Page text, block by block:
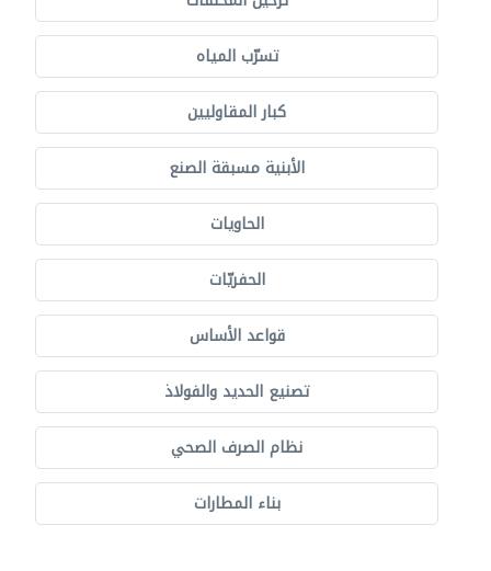
تسرّب المياه
كبار المقاوليين
الأبنية مسبقة الصنع
الحاويات
الحفريّات
قواعد الأساس
تصنيع الحديد والفولاذ
نظام الصرف الصحي
بناء المطارات